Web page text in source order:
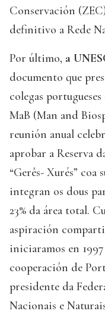
Conservación
definitivo a Rede
Por último, a
documento que
colegas
MaB (Man and
reunión anual
aprobar a Reserva
“Gerês- Xurés”
integran os dous
23% da área total.
aspiración
iniciaramos en
cooperación de
presidente da
Nacionais e